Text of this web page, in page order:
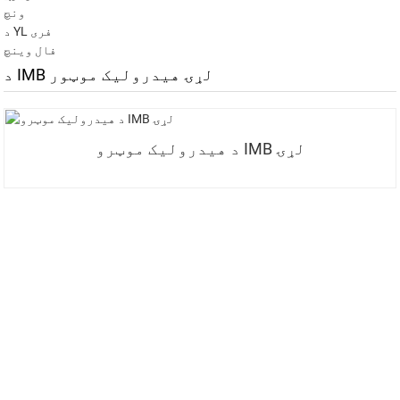
ونچ
د YL فری
فال وینچ
د IMB لړۍ هیدرولیک موټور
د هیدرولیک موټرو IMB لړۍ